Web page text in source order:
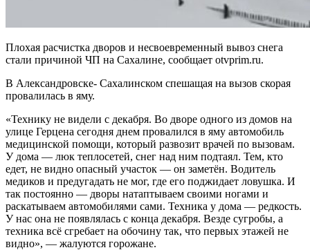
Плохая расчистка дворов и несвоевременный вывоз снега
стали причиной ЧП на Сахалине, сообщает otvprim.ru.
В Александровске- Сахалинском спешащая на вызов скорая
провалилась в яму.
«Технику не видели с декабря. Во дворе одного из домов на
улице Герцена сегодня днем провалился в яму автомобиль
медицинской помощи, который развозит врачей по вызовам.
У дома — люк теплосетей, снег над ним подтаял. Тем, кто
едет, не видно опасный участок — он заметён. Водитель
медиков и предугадать не мог, где его поджидает ловушка. И
так постоянно — дворы натаптываем своими ногами и
раскатываем автомобилями сами. Техника у дома — редкость.
У нас она не появлялась с конца декабря. Везде сугробы, а
техника всё сгребает на обочину так, что первых этажей не
видно», — жалуются горожане.